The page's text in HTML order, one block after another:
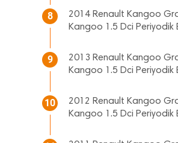
8
2014 Renault Kangoo
Kangoo 1.5 Dci Periyodik
9
2013 Renault Kangoo
Kangoo 1.5 Dci Periyodik
10
2012 Renault Kangoo
Kangoo 1.5 Dci Periyodik